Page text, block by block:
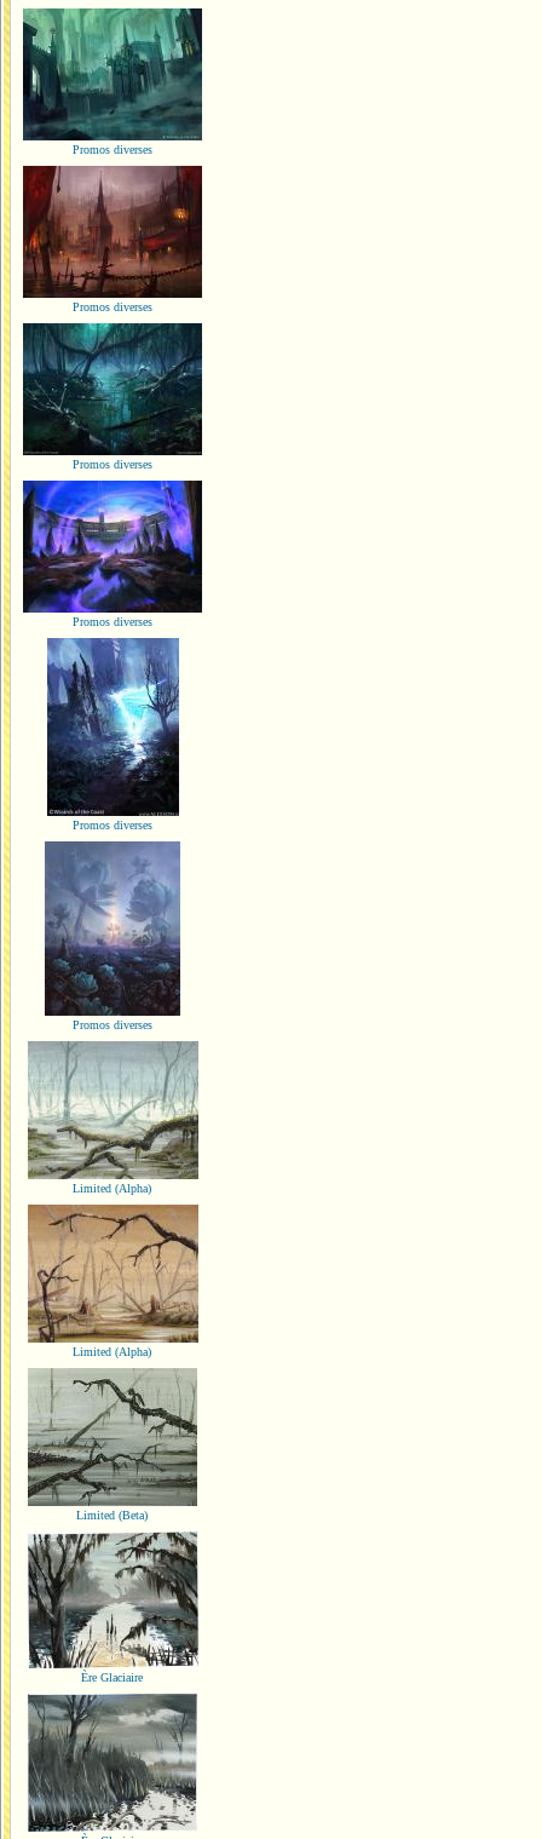
Promos diverses
Promos diverses
Promos diverses
Promos diverses
Promos diverses
Promos diverses
Limited (Alpha)
Limited (Alpha)
Limited (Beta)
Ère Glaciaire